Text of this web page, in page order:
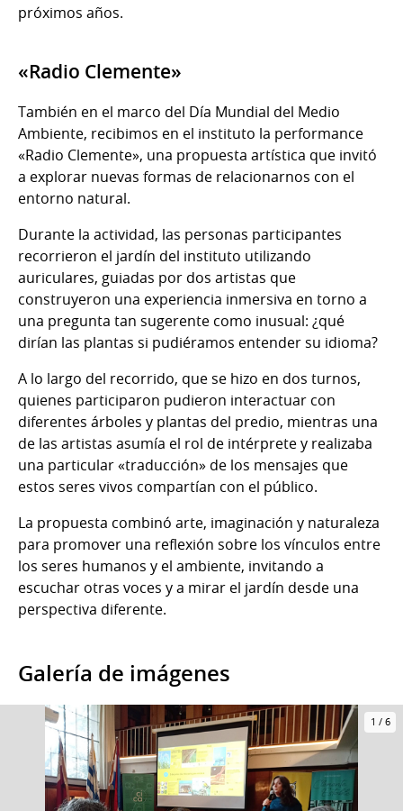
próximos años.
«Radio Clemente»
También en el marco del Día Mundial del Medio
Ambiente, recibimos en el instituto la performance
«Radio Clemente», una propuesta artística que invitó
a explorar nuevas formas de relacionarnos con el
entorno natural.
Durante la actividad, las personas participantes
recorrieron el jardín del instituto utilizando
auriculares, guiadas por dos artistas que
construyeron una experiencia inmersiva en torno a
una pregunta tan sugerente como inusual: ¿qué
dirían las plantas si pudiéramos entender su idioma?
A lo largo del recorrido, que se hizo en dos turnos,
quienes participaron pudieron interactuar con
diferentes árboles y plantas del predio, mientras una
de las artistas asumía el rol de intérprete y realizaba
una particular «traducción» de los mensajes que
estos seres vivos compartían con el público.
La propuesta combinó arte, imaginación y naturaleza
para promover una reflexión sobre los vínculos entre
los seres humanos y el ambiente, invitando a
escuchar otras voces y a mirar el jardín desde una
perspectiva diferente.
Galería de imágenes
1 / 6